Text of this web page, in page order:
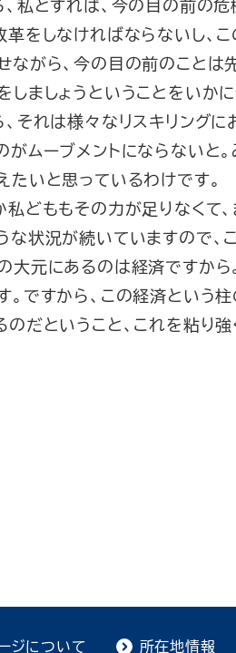
私とすれば、今の目の前の危
革をしなければならないし、
ながら、今の目の前のことは
しましょうということをいか
それは様々なリスキリングに
がムーブメントにならないと
たいと思っているわけです。
どももその力が足りなくて
な状況が続いていますので、
大元にあるのは経済ですから
。ですから、この経済という
のだということ、これを粘り
ジについて 所在地情報